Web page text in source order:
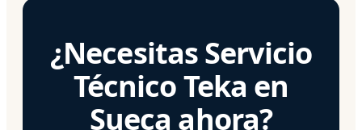
¿Necesitas Servicio
Técnico Teka en
Sueca ahora?